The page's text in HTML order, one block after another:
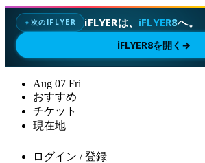
✦次のIFLYER iFLYERは、 iFLYER8へ。
iFLYER8を開く →
Aug 07 Fri
おすすめ
チケット
現在地
ログイン / 登録